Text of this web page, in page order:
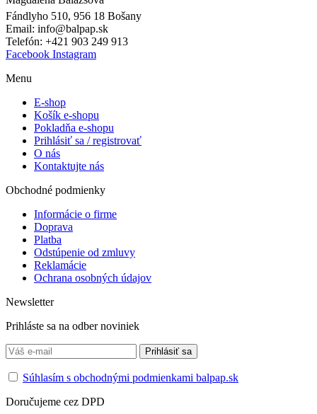
Fándlyho 510, 956 18 Bošany
Email: info@balpap.sk
Telefón: +421 903 249 913
Facebook Instagram
Menu
E-shop
Košík e-shopu
Pokladňa e-shopu
Prihlásiť sa / registrovať
O nás
Kontaktujte nás
Obchodné podmienky
Informácie o firme
Doprava
Platba
Odstúpenie od zmluvy
Reklamácie
Ochrana osobných údajov
Newsletter
Prihláste sa na odber noviniek
Súhlasím s obchodnými podmienkami balpap.sk
Doručujeme cez DPD